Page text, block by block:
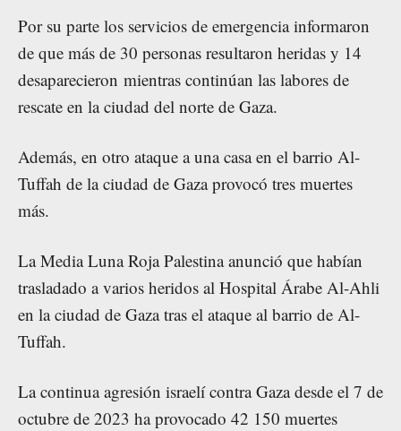
Por su parte los servicios de emergencia informaron
de que más de 30 personas resultaron heridas y 14
desaparecieron mientras continúan las labores de
rescate en la ciudad del norte de Gaza.
Además, en otro ataque a una casa en el barrio Al-
Tuffah de la ciudad de Gaza provocó tres muertes
más.
La Media Luna Roja Palestina anunció que habían
trasladado a varios heridos al Hospital Árabe Al-Ahli
en la ciudad de Gaza tras el ataque al barrio de Al-
Tuffah.
La continua agresión israelí contra Gaza desde el 7 de
octubre de 2023 ha provocado 42 150 muertes